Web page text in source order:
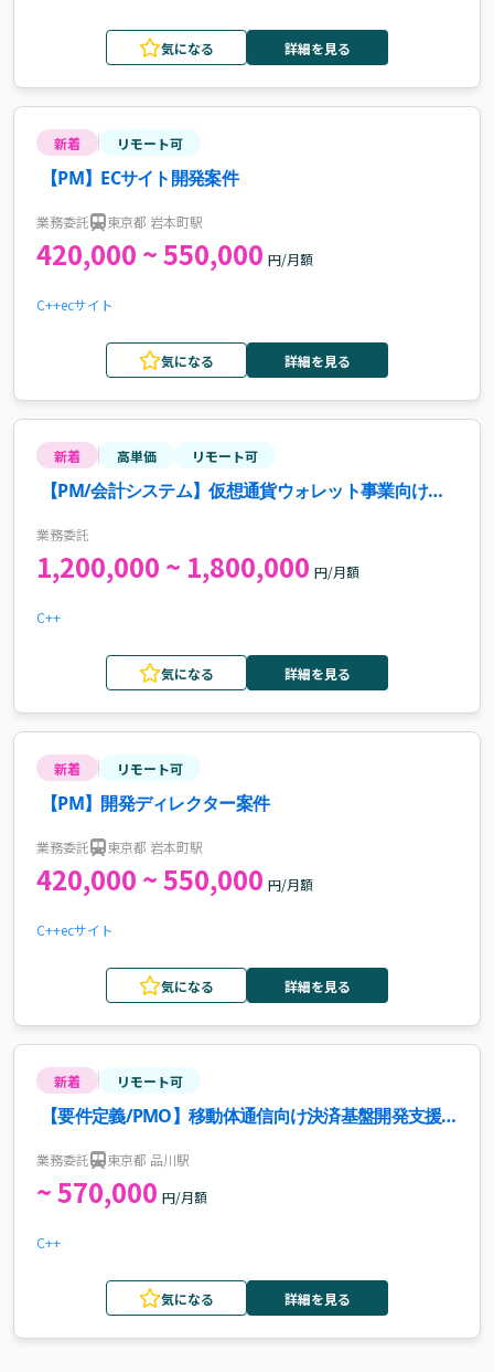
気になる 詳細を見る
新着 リモート可
【PM】ECサイト開発案件
業務委託 東京都 岩本町駅
420,000 ~ 550,000 円/月額
C++ecサイト
気になる 詳細を見る
新着 高単価 リモート可
【PM/会計システム】仮想通貨ウォレット事業向け会
業務委託
1,200,000 ~ 1,800,000 円/月額
C++
気になる 詳細を見る
新着 リモート可
【PM】開発ディレクター案件
業務委託 東京都 岩本町駅
420,000 ~ 550,000 円/月額
C++ecサイト
気になる 詳細を見る
新着 リモート可
【要件定義/PMO】移動体通信向け決済基盤開発支援
業務委託 東京都 品川駅
~ 570,000 円/月額
C++
気になる 詳細を見る